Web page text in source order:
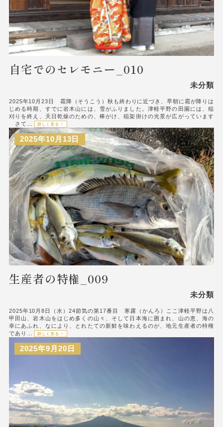
自宅でのセレモニー_010
未分類
2025年10月23日 霜降（そうこう）秋も終わりに近づき、早朝に霜が降りは
じめる時期、すでに岩木山には、雪がふりました。津軽平野の田園には、稲
刈りを終え、天日乾燥のための、棒がけ、稲架掛けの光景が広がっています
さて…
詳しく見る
2025年10月13日
生産者の特権_009
未分類
2025年10月8日（水）24節気の第17番目 寒露（かんろ）ここ津軽平野は八
甲田山、岩木山をはじめ多くの山々、そして日本海に囲まれ、山の恵、海の
幸にあふれ、なにより、とれたての新鮮を味わえるのが、地元生産者の特権
であり…
詳しく見る
2025年9月20日